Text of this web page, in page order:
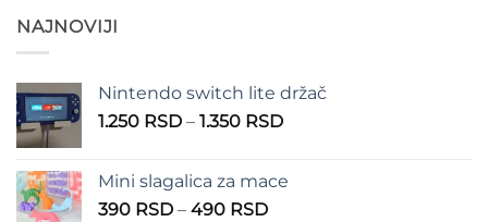
NAJNOVIJI
Nintendo switch lite držač
1.250 RSD – 1.350 RSDRaspon
1.250 RSD
Mini slagalica za mace
390 RSD – 490 RSDRaspon